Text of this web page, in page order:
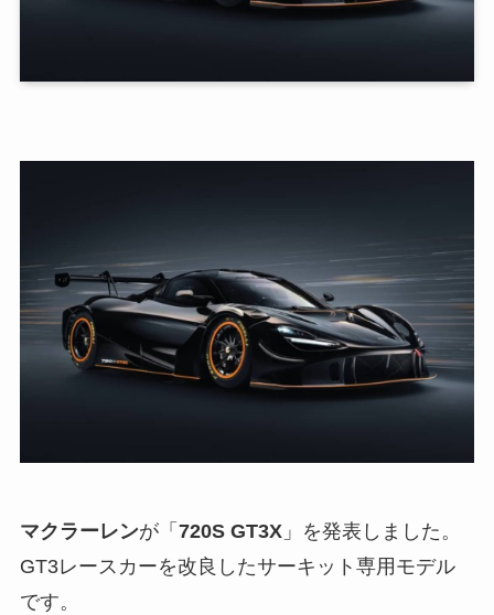
マクラーレンが「 720S GT3X」を発表しました。
GT3レースカーを改良したサーキット専用モデル
です。